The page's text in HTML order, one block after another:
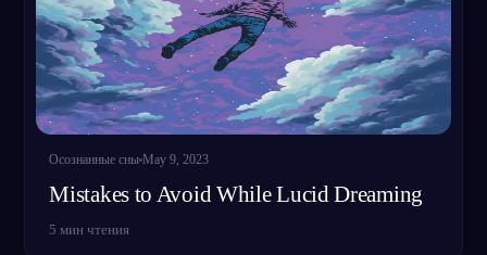
Осознанные сны May 9, 2023
Mistakes to Avoid While Lucid Dreaming
5 мин чтения